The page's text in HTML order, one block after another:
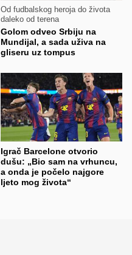
Od fudbalskog heroja do života
daleko od terena
Golom odveo Srbiju na
Mundijal, a sada uživa na
gliseru uz tompus
Igrač Barcelone otvorio
dušu: „Bio sam na vrhuncu,
a onda je počelo najgore
ljeto mog života“